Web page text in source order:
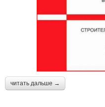
читать дальше →